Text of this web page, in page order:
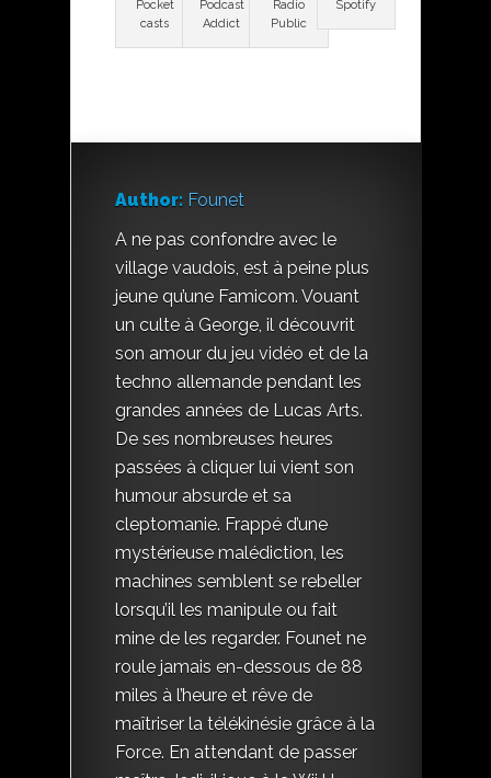
Pocket
casts
Podcast
Addict
Radio
Public
Spotify
Author: Founet
A ne pas confondre avec le
village vaudois, est à peine plus
jeune qu’une Famicom. Vouant
un culte à George, il découvrit
son amour du jeu vidéo et de la
techno allemande pendant les
grandes années de Lucas Arts.
De ses nombreuses heures
passées à cliquer lui vient son
humour absurde et sa
cleptomanie. Frappé d’une
mystérieuse malédiction, les
machines semblent se rebeller
lorsqu’il les manipule ou fait
mine de les regarder. Founet ne
roule jamais en-dessous de 88
miles à l’heure et rêve de
maîtriser la télékinésie grâce à la
Force. En attendant de passer